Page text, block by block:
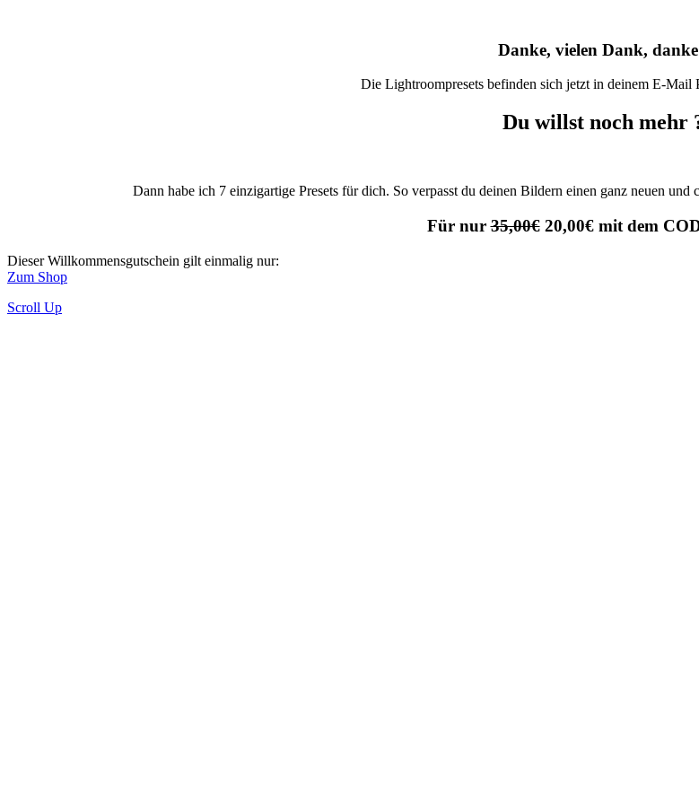
Danke, vielen Dank,
Die Lightroompresets befinden sich jetzt in deinem E-Mail
Du willst noch mehr
Dann habe ich 7 einzigartige Presets für dich. So verpasst du deinen Bildern einen ganz neuen
Für nur35,00€20,00€mit dem
Dieser Willkommensgutschein gilt einmalig nur:
Zum Shop
Scroll Up